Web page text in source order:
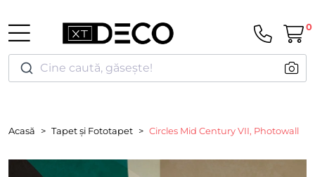
Cine caută, găsește!
0
Acasă Tapet și Fototapet Circles Mid Century VII, Photowall